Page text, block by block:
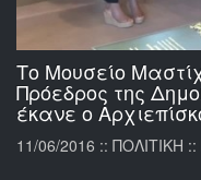
Το Μουσείο
Πρόεδρος της
έκανε ο
11/06/2016 ::